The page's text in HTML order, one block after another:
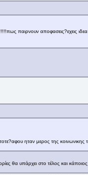
παιρνουν αποφασεις?εχεις
ηταν μερος της
υπάρχει στο τέλος και κάποιος